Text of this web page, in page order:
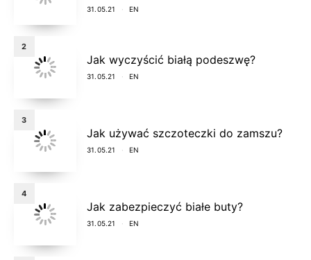
31.05.21 EN
2
Jak wyczyścić białą podeszwę?
31.05.21 EN
3
Jak używać szczoteczki do zamszu?
31.05.21 EN
4
Jak zabezpieczyć białe buty?
31.05.21 EN